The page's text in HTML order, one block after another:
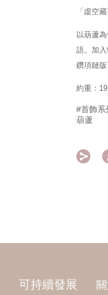
「虛空
以葫蘆
語。加
鑽項鏈版
約重：
#首飾系
葫蘆

可持續發展